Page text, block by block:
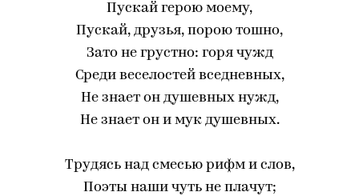
Пускай герою моему,
Пускай, друзья, порою тошно,
Зато не грустно: горя чужд
Среди веселостей вседневных,
Не знает он душевных нужд,
Не знает он и мук душевных.
Трудясь над смесью рифм и слов,
Поэты наши чуть не плачут;